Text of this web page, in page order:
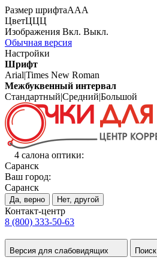
Размер шрифтаААА
ЦветЦЦЦ
Изображения Вкл. Выкл.
Обычная версия
Настройки
Шрифт
Arial|Times New Roman
Межбуквенный интервал
Стандартный|Средний|Большой
4 салона оптики:
Саранск
Ваш город:
Саранск
Да, верно Нет, другой
Контакт-центр
8 (800) 333-50-63
Версия для слабовидящих Поиск